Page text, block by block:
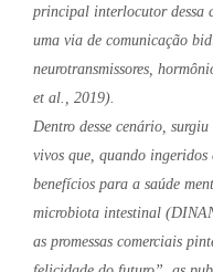
principal interlocutor dessa
uma via de comunicação
neurotransmissores,
et al., 2019).
Dentro desse cenário,
vivos que, quando ingeridos
benefícios para a saúde
microbiota intestinal
as promessas comerciais